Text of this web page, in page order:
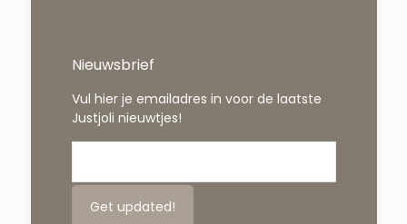
Nieuwsbrief
Vul hier je emailadres in voor de laatste
Justjoli nieuwtjes!